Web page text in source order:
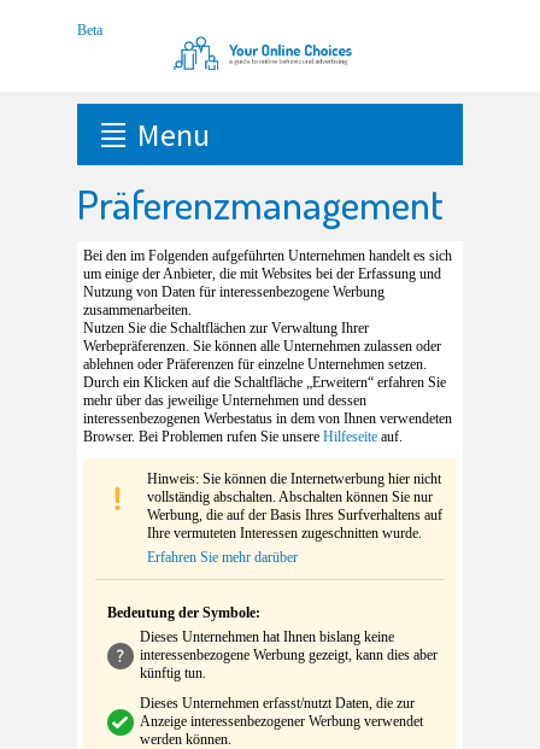
Menu
Präferenzmanagement
Bei den im Folgenden aufgeführten Unternehmen handelt es sich
um einige der Anbieter, die mit Websites bei der Erfassung und
Nutzung von Daten für interessenbezogene Werbung
zusammenarbeiten.
Nutzen Sie die Schaltflächen zur Verwaltung Ihrer
Werbepräferenzen. Sie können alle Unternehmen zulassen oder
ablehnen oder Präferenzen für einzelne Unternehmen setzen.
Durch ein Klicken auf die Schaltfläche „Erweitern“ erfahren Sie
mehr über das jeweilige Unternehmen und dessen
interessenbezogenen Werbestatus in dem von Ihnen verwendeten
Browser. Bei Problemen rufen Sie unsere Hilfeseite auf.
Hinweis: Sie können die Internetwerbung hier nicht
vollständig abschalten. Abschalten können Sie nur
Werbung, die auf der Basis Ihres Surfverhaltens auf
Ihre vermuteten Interessen zugeschnitten wurde.
Erfahren Sie mehr darüber
Bedeutung der Symbole:
Dieses Unternehmen hat Ihnen bislang keine
interessenbezogene Werbung gezeigt, kann dies aber
künftig tun.
Dieses Unternehmen erfasst/nutzt Daten, die zur
Anzeige interessenbezogener Werbung verwendet
werden können.